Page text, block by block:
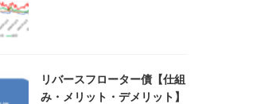
リバースフローター債【仕組
み・メリット・デメリット】